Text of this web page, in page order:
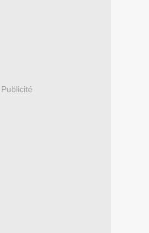
Publicité